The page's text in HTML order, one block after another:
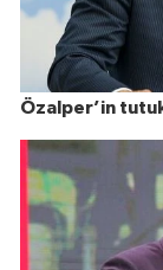
Özalper’in